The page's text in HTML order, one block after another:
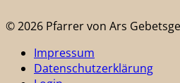
© 2026 Pfarrer von Ars
Impressum
Datenschutzerklärung